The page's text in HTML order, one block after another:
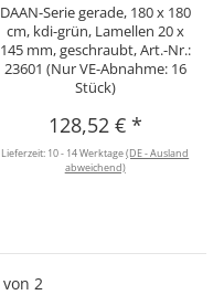
DAAN-Serie gerade, 180 x 180
cm, kdi-grün, Lamellen 20 x
145 mm, geschraubt, Art.-Nr.:
23601 (Nur VE-Abnahme: 16
Stück)
128,52 € *
Lieferzeit: 10 - 14 Werktage(DE - Ausland
abweichend)
von 2